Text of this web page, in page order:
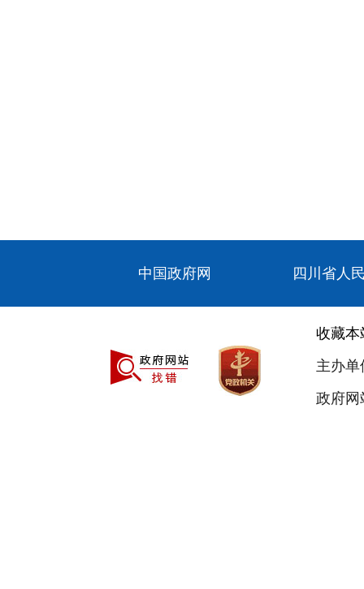
中国政府网 四川省人
收藏本
主办
政府网